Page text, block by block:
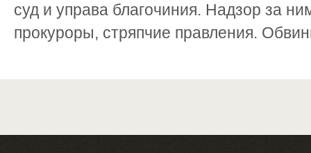
суд и управа благочиния. Надзор за
прокуроры, стряпчие правления.